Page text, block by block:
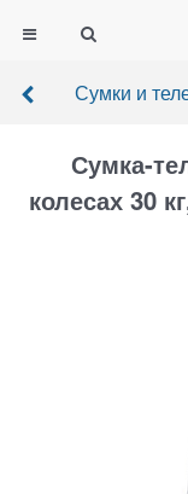
Сумки и
Сумка-
колесах 30